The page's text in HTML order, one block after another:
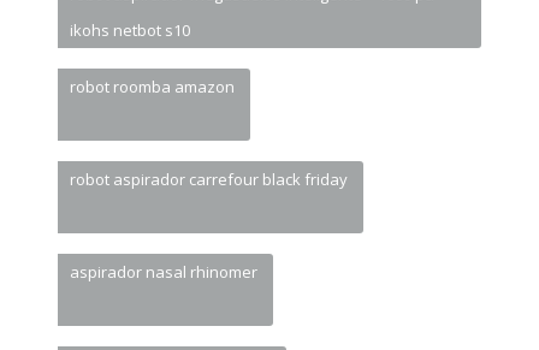
ikohs netbot s10
robot roomba amazon
robot aspirador carrefour black friday
aspirador nasal rhinomer